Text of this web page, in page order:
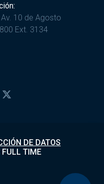
10 de Agosto
Ext. 3134
DE DATOS
FULL TIME